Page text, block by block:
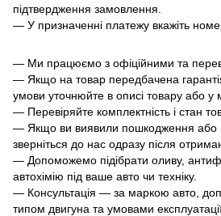
підтвердження замовлення.
— У призначенні платежу вкажіть
— Ми працюємо з офіційними та
— Якщо на товар передбачена
умови уточнюйте в описі товару або у
— Перевіряйте комплектність і стан
— Якщо ви виявили пошкодження або
зверніться до нас одразу після
— Допоможемо підібрати оливу,
автохімію під ваше авто чи техніку.
— Консультація — за маркою авто,
типом двигуна та умовами